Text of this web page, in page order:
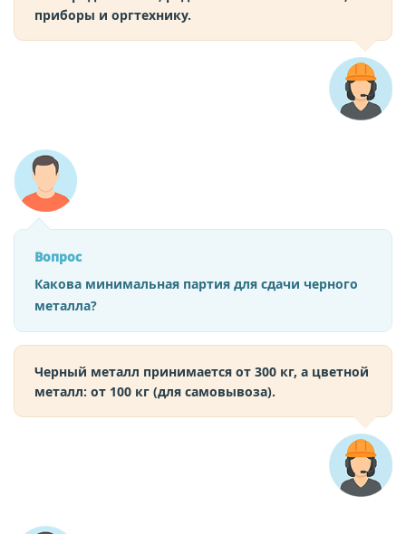
приборы и оргтехнику.
Вопрос
Какова минимальная партия для сдачи черного
металла?
Черный металл принимается от 300 кг, а цветной
металл: от 100 кг (для самовывоза).